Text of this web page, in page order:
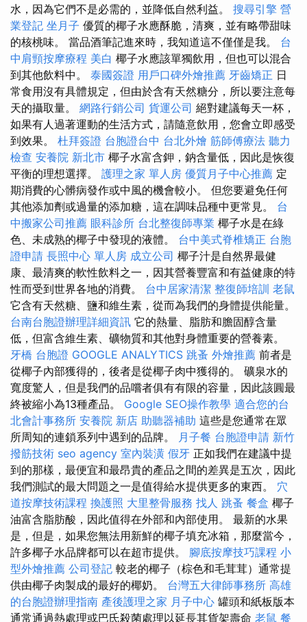
水，因為它們不是必需的，並降低自然利益。 搜尋引擎 營
業登記 坐月子 優質的椰子水應酥脆，清爽，並有略帶甜味
的核桃味。 當品酒筆記進來時，我知道這不僅僅是我。 台
中肩頸按摩療程 美白 椰子水應該單獨飲用，但也可以混合
到其他飲料中。 泰國簽證 用戶口碑外燴推薦 牙齒矯正 日
常食用沒有具體規定，但由於含有天然糖分，所以要注意每
天的攝取量。 網路行銷公司 貨運公司 絕對建議每天一杯，
如果有人過著運動的生活方式，請隨意飲用，您會立即感受
到效果。 杜拜簽證 台胞證台中 台北外燴 筋師傅療法 聽力
檢查 安養院 新北市 椰子水富含鉀，鈉含量低，因此是恢復
平衡的理想選擇。 護理之家 單人房 優質月子中心推薦 定
期消費的心髒病發作或中風的機會較小。 但您要避免任何
其他添加劑或過量的添加糖，這在調味品種中更常見。 台
中搬家公司推薦 眼科診所 台北整復師專業 椰子水是在綠
色、未成熟的椰子中發現的液體。 台中美式脊椎矯正 台胞
證申請 長照中心 單人房 成立公司 椰子汁是自然界最健
康、最清爽的軟性飲料之一，因其營養豐富和有益健康的特
性而受到世界各地的消費。 台中居家清潔 整復師培訓 老鼠
它含有天然糖、鹽和維生素，從而為我們的身體提供能量。
台南台胞證辦理詳細資訊 它的熱量、脂肪和膽固醇含量
低，但富含維生素、礦物質和其他對身體重要的營養素。
牙橋 台胞證 GOOGLE ANALYTICS 跳蚤 外燴推薦 前者是
從椰子內部獲得的，後者是從椰子肉中獲得的。 礦泉水的
寬度驚人，但是我們的品嚐者俱有有限的容量，因此該圓最
終被縮小為13種產品。 Google SEO操作教學 適合您的台
北會計事務所 安養院 新店 助聽器補助 這些是您通常在眾
所周知的連鎖系列中遇到的品牌。 月子餐 台胞證申請 新竹
撥筋技術 seo agency 室內裝潢 假牙 正如我們在建議中提
到的那樣，最便宜和最昂貴的產品之間的差異是五次，因此
我們測試的最大問題之一是值得給水提供更多的東西。 穴
道按摩技術課程 換護照 大里整骨服務 找人 跳蚤 餐盒 椰子
油富含脂肪酸，因此值得在外部和內部使用。 最新的水果
是，但是，如果您無法用新鮮的椰子填充冰箱，那麼當今，
許多椰子水品牌都可以在超市提供。 腳底按摩技巧課程 小
型外燴推薦 公司登記 較老的椰子（棕色和毛茸茸）通常提
供由椰子肉製成的最好的椰奶。 台灣五大律師事務所 高雄
的台胞證辦理指南 產後護理之家 月子中心 罐頭和紙板版本
通常通過熱處理或巴氏殺菌處理以延長其貨架壽命 老鼠 餐